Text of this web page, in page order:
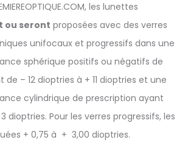
les lunettes
ou seront proposées avec des verres
unifocaux et progressifs dans une
sphérique positifs ou négatifs de
– 12 dioptries à + 11 dioptries et une
cylindrique de prescription ayant
dioptries. Pour les verres progressifs, les
+ 0,75 à + 3,00 dioptries.